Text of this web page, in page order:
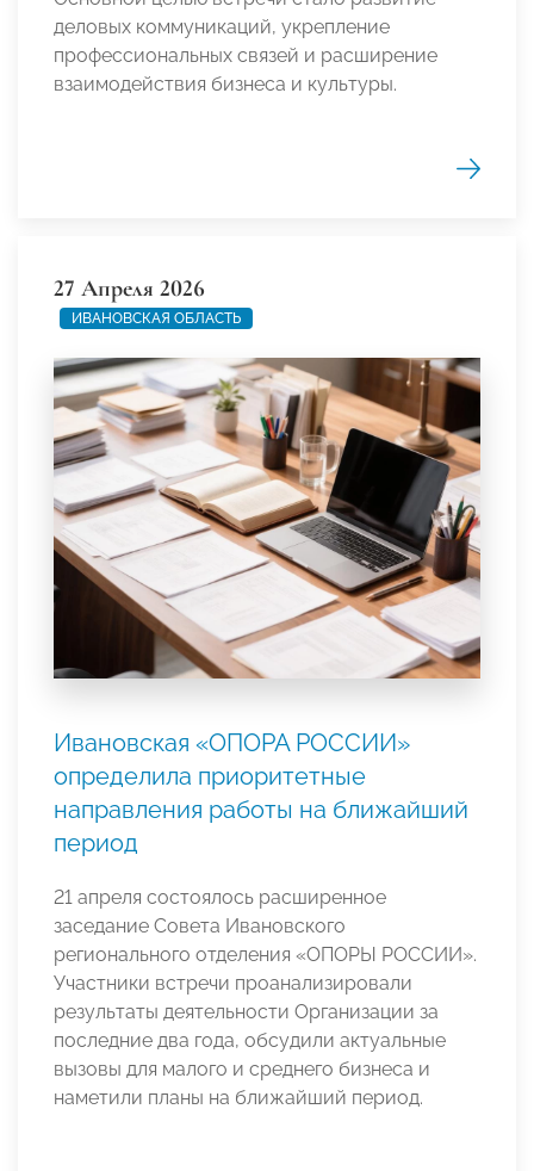
деловых коммуникаций, укрепление
профессиональных связей и расширение
взаимодействия бизнеса и культуры.
27 Апреля 2026
ИВАНОВСКАЯ ОБЛАСТЬ
Ивановская «ОПОРА РОССИИ»
определила приоритетные
направления работы на ближайший
период
21 апреля состоялось расширенное
заседание Совета Ивановского
регионального отделения «ОПОРЫ РОССИИ».
Участники встречи проанализировали
результаты деятельности Организации за
последние два года, обсудили актуальные
вызовы для малого и среднего бизнеса и
наметили планы на ближайший период.